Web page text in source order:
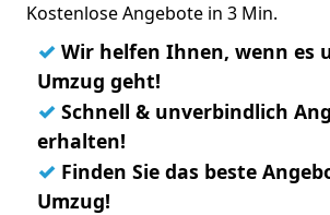
Kostenlose Angebote in 3 Min.
✓ Wir helfen Ihnen, wenn es
Umzug geht!
✓ Schnell & unverbindlich
erhalten!
✓ Finden Sie das beste
Umzug!